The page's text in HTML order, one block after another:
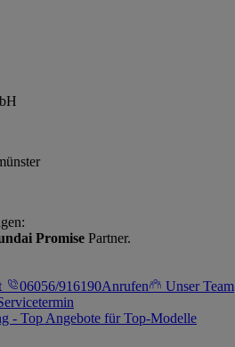
Promise Partner.
06056/916190Anrufen
Unser Team
- Top Angebote für Top-Modelle